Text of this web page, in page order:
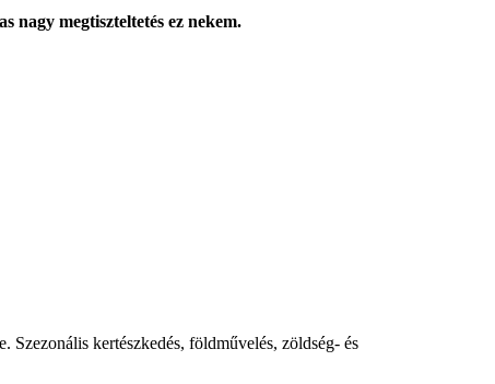
nagy megtiszteltetés ez nekem.
Szezonális kertészkedés, földművelés, zöldség- és